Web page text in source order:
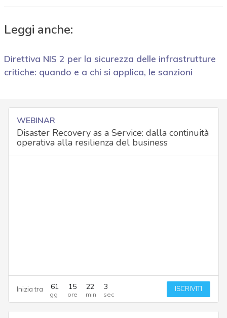
Leggi anche:
Direttiva NIS 2 per la sicurezza delle infrastrutture
critiche: quando e a chi si applica, le sanzioni
WEBINAR
Disaster Recovery as a Service: dalla continuità
operativa alla resilienza del business
Inizia tra 61 15 22 2 ISCRIVITI